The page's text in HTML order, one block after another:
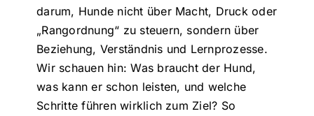
darum, Hunde nicht über Macht, Druck oder
„Rangordnung“ zu steuern, sondern über
Beziehung, Verständnis und Lernprozesse.
Wir schauen hin: Was braucht der Hund,
was kann er schon leisten, und welche
Schritte führen wirklich zum Ziel? So